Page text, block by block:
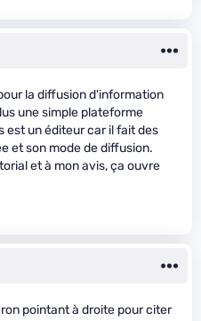
la diffusion d'information
une simple plateforme
un éditeur car il fait des
et son mode de diffusion.
et à mon avis, ça ouvre
pointant à droite pour citer